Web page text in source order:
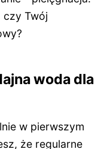
czy Twój
woda dla
w pierwszym
że regularne